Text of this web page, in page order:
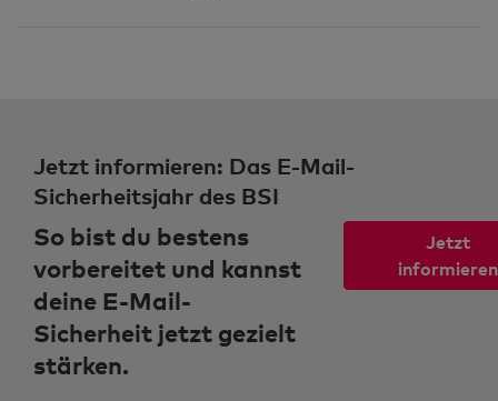
Jetzt informieren: Das E-Mail-
Sicherheitsjahr des BSI
So bist du bestens
vorbereitet und kannst
deine E-Mail-
Sicherheit jetzt gezielt
stärken.
Jetzt
informieren